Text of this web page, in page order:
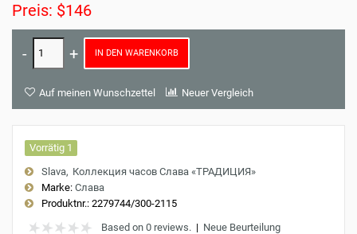
Preis: $146
IN DEN WARENKORB
Auf meinen Wunschzettel Neuer Vergleich
Vorrätig 1
Slava Коллекция часов Слава «ТРАДИЦИЯ»
Marke: Слава
Produktnr.: 2279744/300-2115
Based on 0 reviews. | Neue Beurteilung